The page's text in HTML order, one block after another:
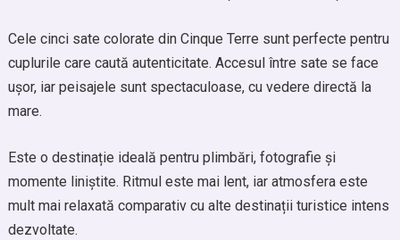
Cele cinci sate colorate din Cinque Terre sunt perfecte pentru
cuplurile care caută autenticitate. Accesul între sate se face
ușor, iar peisajele sunt spectaculoase, cu vedere directă la
mare.
Este o destinație ideală pentru plimbări, fotografie și
momente liniștite. Ritmul este mai lent, iar atmosfera este
mult mai relaxată comparativ cu alte destinații turistice intens
dezvoltate.